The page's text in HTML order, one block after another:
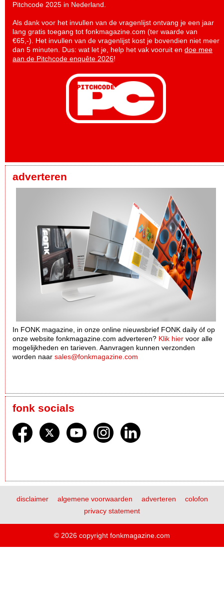
Pitchcode 2025 in Nederland.
Als dank voor het invullen van de vragenlijst ontvang je een jaar
lang gratis toegang tot fonkmagazine.com (ter waarde van
€65,-). Het invullen van de vragenlijst kost je bovendien niet meer
dan 5 minuten. Dus: wat let je, help het vak vooruit en doe mee
aan de Pitchcode enquête 2026!
adverteren
In FONK magazine, in onze online nieuwsbrief FONK daily óf op
onze website fonkmagazine.com adverteren? Klik hier voor alle
mogelijkheden en tarieven. Aanvragen kunnen verzonden
worden naar sales@fonkmagazine.com
fonk socials
disclaimer algemene voorwaarden adverteren
colofon
privacy statement
© 2026 copyright fonkmagazine.com